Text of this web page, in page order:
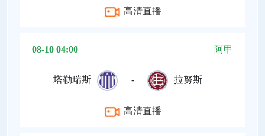
高清直播
08-10 04:00 阿甲
塔勒瑞斯 - 拉努斯
高清直播